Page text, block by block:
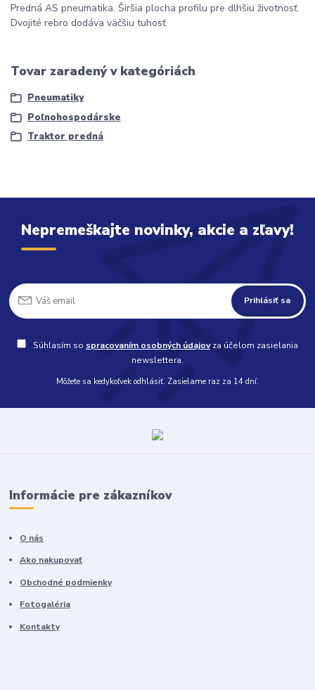
Predná AS pneumatika. Širšia plocha profilu pre dlhšiu životnosť.
Dvojité rebro dodáva väčšiu tuhosť.
Tovar zaradený v kategóriách
Pneumatiky
Poľnohospodárske
Traktor predná
Nepremeškajte novinky, akcie a zľavy!
Prihlásiť sa
Súhlasím so spracovaním osobných údajovza účelom zasielania
newslettera.
Môžete sa kedykoľvek odhlásiť. Zasielame raz za 14 dní.
Informácie pre zákazníkov
O nás
Ako nakupovať
Obchodné podmienky
Fotogaléria
Kontakty